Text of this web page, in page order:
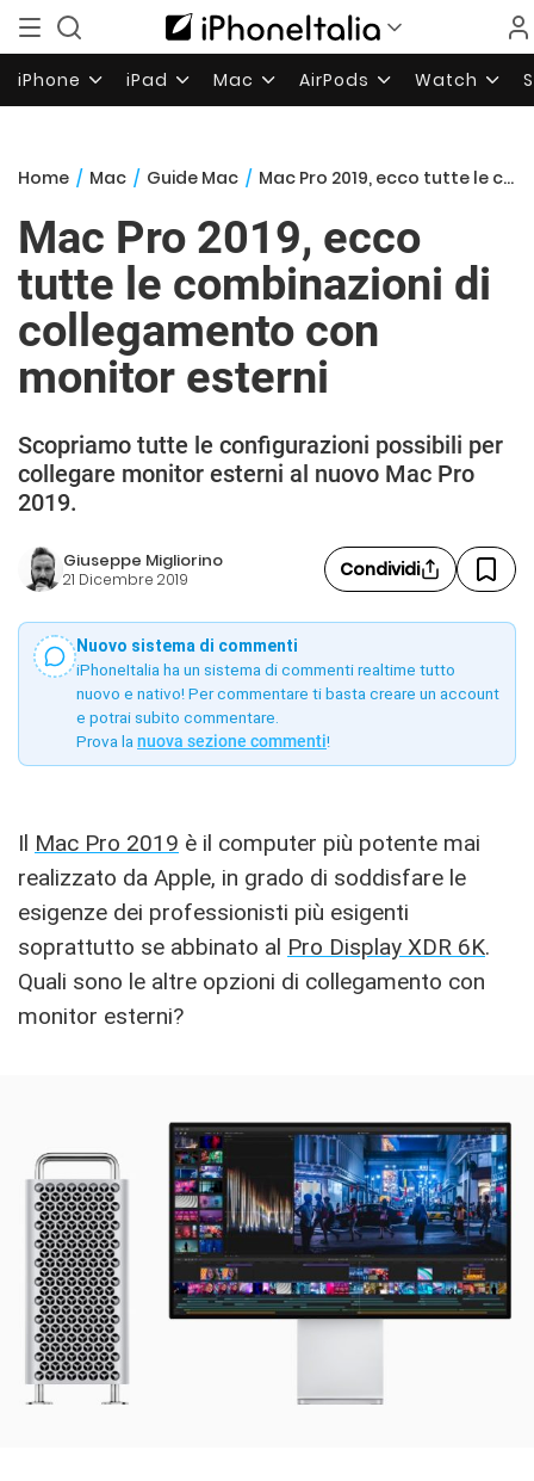
iPhone iPad Mac AirPods Watch
Home / Mac / Guide Mac / Mac Pro 2019, ecco tutte le combinazioni di collegamento con monitor esterni
Mac Pro 2019, ecco
tutte le combinazioni di
collegamento con
monitor esterni
Scopriamo tutte le configurazioni possibili per
collegare monitor esterni al nuovo Mac Pro
2019.
Giuseppe Migliorino
21 Dicembre 2019 Condividi
Nuovo sistema di commenti
iPhoneItalia ha un sistema di commenti realtime tutto
nuovo e nativo! Per commentare ti basta creare un account
e potrai subito commentare.
Prova la nuova sezione commenti!
Il Mac Pro 2019 è il computer più potente mai
realizzato da Apple, in grado di soddisfare le
esigenze dei professionisti più esigenti
soprattutto se abbinato al Pro Display XDR 6K.
Quali sono le altre opzioni di collegamento con
monitor esterni?